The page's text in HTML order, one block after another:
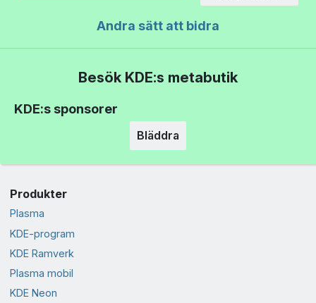
Andra sätt att bidra
Besök KDE:s metabutik
KDE:s sponsorer
Bläddra
Produkter
Plasma
KDE-program
KDE Ramverk
Plasma mobil
KDE Neon